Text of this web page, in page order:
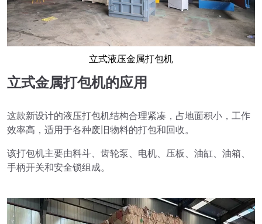
立式液压金属打包机
立式金属打包机的应用
这款新设计的液压打包机结构合理紧凑，占地面积小，工作
效率高，适用于各种废旧物料的打包和回收。
该打包机主要由料斗、齿轮泵、电机、压板、油缸、油箱、
手柄开关和安全锁组成。